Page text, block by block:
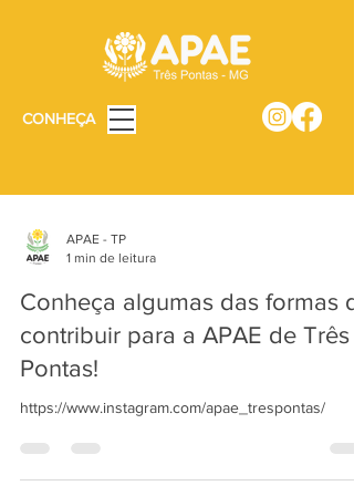
CONHEÇA
APAE - TP
1 min de leitura
Conheça algumas das formas
contribuir para a APAE de Três
Pontas!
https://www.instagram.com/apae_trespontas/